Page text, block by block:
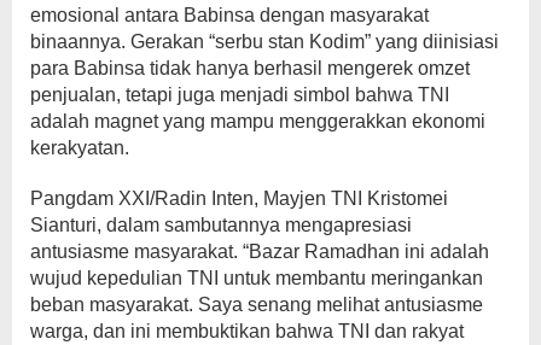
emosional antara Babinsa dengan masyarakat
binaannya. Gerakan “serbu stan Kodim” yang diinisiasi
para Babinsa tidak hanya berhasil mengerek omzet
penjualan, tetapi juga menjadi simbol bahwa TNI
adalah magnet yang mampu menggerakkan ekonomi
kerakyatan.
Pangdam XXI/Radin Inten, Mayjen TNI Kristomei
Sianturi, dalam sambutannya mengapresiasi
antusiasme masyarakat. “Bazar Ramadhan ini adalah
wujud kepedulian TNI untuk membantu meringankan
beban masyarakat. Saya senang melihat antusiasme
warga, dan ini membuktikan bahwa TNI dan rakyat